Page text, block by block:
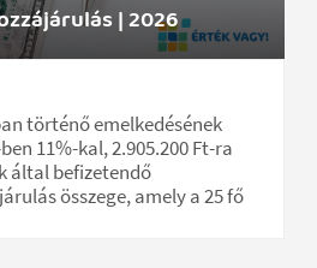
| 2026
történő emelkedésének
11%-kal, 2.905.200 Ft-ra
által befizetendő
összege, amely a 25 fő